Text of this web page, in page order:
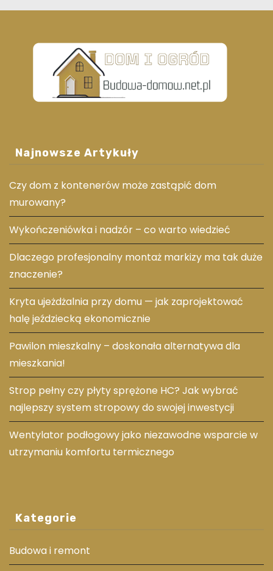
Najnowsze Artykuły
Czy dom z kontenerów może zastąpić dom
murowany?
Wykończeniówka i nadzór – co warto wiedzieć
Dlaczego profesjonalny montaż markizy ma tak duże
znaczenie?
Kryta ujeżdżalnia przy domu — jak zaprojektować
halę jeździecką ekonomicznie
Pawilon mieszkalny – doskonała alternatywa dla
mieszkania!
Strop pełny czy płyty sprężone HC? Jak wybrać
najlepszy system stropowy do swojej inwestycji
Wentylator podłogowy jako niezawodne wsparcie w
utrzymaniu komfortu termicznego
Kategorie
Budowa i remont